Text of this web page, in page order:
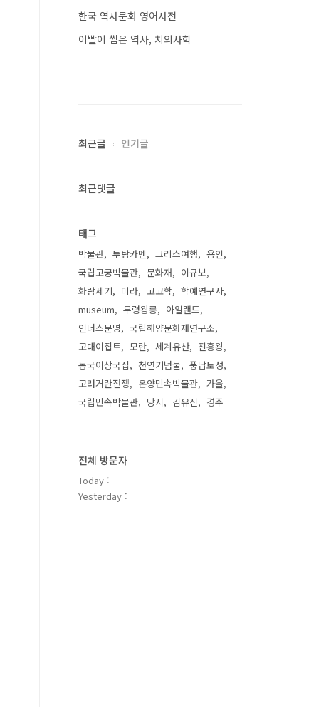
한국 역사문화 영어사전
이빨이 씹은 역사, 치의사학
최근글 인기글
최근댓글
태그
박물관 투탕카멘 그리스여행
용인
국립고궁박물관
문화재
이규보
화랑세기
미라 고고학
학예연구사
museum
무령왕릉
아일랜드
인더스문명
국립해양문화재연구소
고대이집트
모란 세계유산
진흥왕
동국이상국집
천연기념물
풍납토성
고려거란전쟁
온양민속박물관
가을
국립민속박물관
당시 김유신 경주
전체 방문자
Today :
Yesterday :